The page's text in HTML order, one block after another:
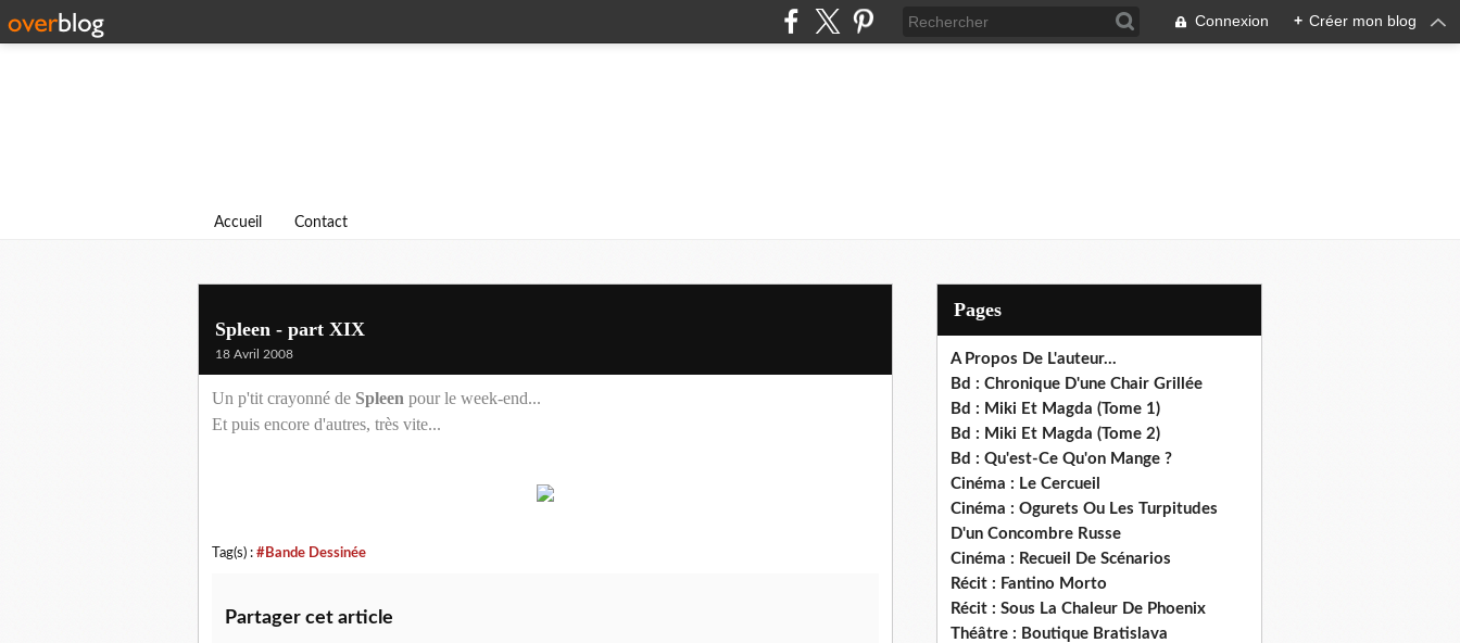
Connexion + Créer mon blog
Accueil Contact
Spleen - part XIX
18 Avril 2008
Un p'tit crayonné de Spleen pour le week-end...
Et puis encore d'autres, très vite...
Tag(s) : #Bande Dessinée
Partager cet article
Pages
A Propos De L'auteur...
Bd : Chronique D'une Chair Grillée
Bd : Miki Et Magda (Tome 1)
Bd : Miki Et Magda (Tome 2)
Bd : Qu'est-Ce Qu'on Mange ?
Cinéma : Le Cercueil
Cinéma : Ogurets Ou Les Turpitudes
D'un Concombre Russe
Cinéma : Recueil De Scénarios
Récit : Fantino Morto
Récit : Sous La Chaleur De Phoenix
Théâtre : Boutique Bratislava